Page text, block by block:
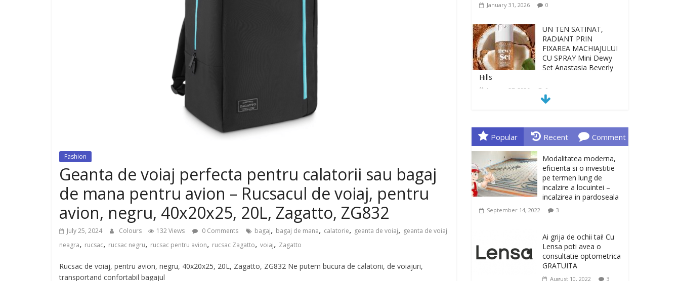
dispozitiv pentru tonifiere muschi
Fashion
Geanta de voiaj perfecta pentru calatorii sau bagaj
de mana pentru avion – Rucsacul de voiaj, pentru
avion, negru, 40x20x25, 20L, Zagatto, ZG832
July 25, 2024 Colours 132 Views 0 Comments bagaj, bagaj de mana, calatorie, geanta de voiaj, geanta de voiaj
neagra, rucsac, rucsac negru, rucsac pentru avion, rucsac Zagatto, voiaj, Zagatto
Rucsac de voiaj, pentru avion, negru, 40x20x25, 20L, Zagatto, ZG832 Ne putem bucura de calatorii, de voiajuri,
transportand confortabil bagajul
January 31, 2026 0
UN TEN SATINAT,
RADIANT PRIN
FIXAREA MACHIAJULUI
CU SPRAY Mini Dewy
Set Anastasia Beverly
Hills
January 27, 2026 0
DE CURATARE CeraVe
CU CERAMIDE SI
January 23, 2026 0
Sa gasesti cadoul
potrivit este de multe
ori o provocare. Idei
la Giftspot.ro, magazinul de cadouri
originale. O alegere buna, Oglinda de baie
cu mărire și iluminare LED
0
Popular Recent Comment
Modalitatea moderna,
eficienta si o investitie
pe termen lung de
incalzire a locuintei –
incalzirea in pardoseala
September 14, 2022 3
Ai grija de ochii tai! Cu
Lensa poti avea o
consultatie optometrica
GRATUITA
August 10, 2022 3